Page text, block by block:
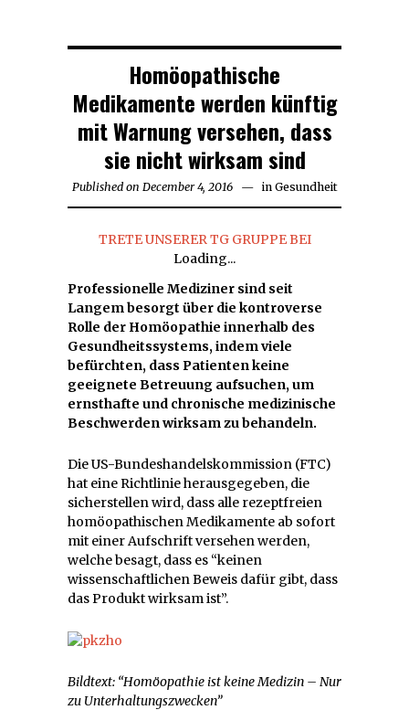
Homöopathische
Medikamente werden künftig
mit Warnung versehen, dass
sie nicht wirksam sind
Published on December 4, 2016December
in Gesundheit
TRETE UNSERER TG GRUPPE BEI
Loading...
Professionelle Mediziner sind seit
Langem besorgt über die kontroverse
Rolle der Homöopathie innerhalb des
Gesundheitssystems, indem viele
befürchten, dass Patienten keine
geeignete Betreuung aufsuchen, um
ernsthafte und chronische medizinische
Beschwerden wirksam zu behandeln.
Die US-Bundeshandelskommission (FTC)
hat eine Richtlinie herausgegeben, die
sicherstellen wird, dass alle rezeptfreien
homöopathischen Medikamente ab sofort
mit einer Aufschrift versehen werden,
welche besagt, dass es “keinen
wissenschaftlichen Beweis dafür gibt, dass
das Produkt wirksam ist”.
Bildtext: “Homöopathie ist keine Medizin – Nur
zu Unterhaltungszwecken”